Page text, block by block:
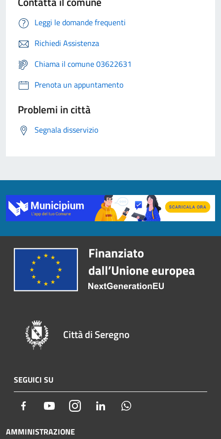
Leggi le domande frequenti
Richiedi Assistenza
Chiama il comune 03622631
Prenota un appuntamento
Problemi in città
Segnala disservizio
Città di Seregno
SEGUICI SU
Facebook YoutubeInstagram LinkedIn
AMMINISTRAZIONE